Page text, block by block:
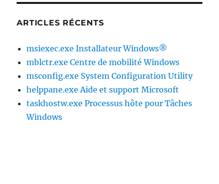
ARTICLES RÉCENTS
msiexec.exe Installateur Windows®
mblctr.exe Centre de mobilité Windows
msconfig.exe System Configuration Utility
helppane.exe Aide et support Microsoft
taskhostw.exe Processus hôte pour Tâches
Windows